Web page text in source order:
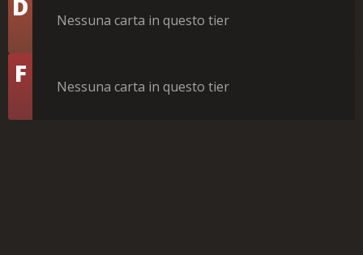
D Nessuna carta in questo tier
Tier
F Nessuna carta in questo tier